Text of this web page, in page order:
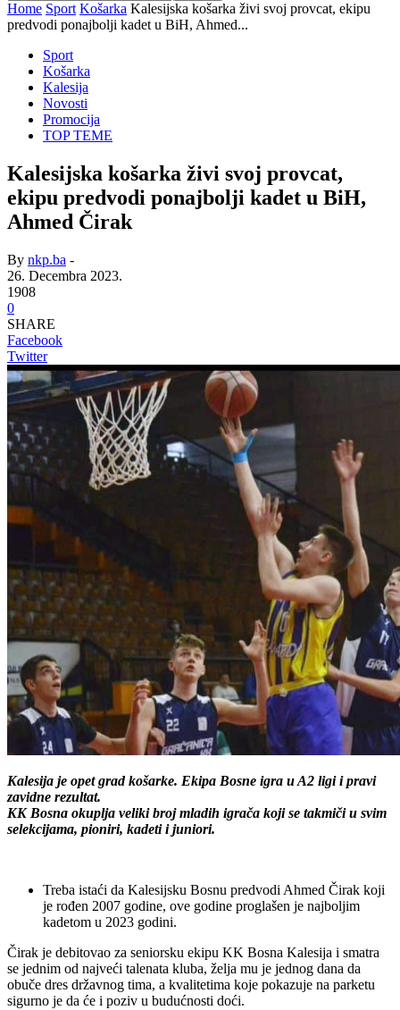
Home Sport Košarka Kalesijska košarka živi svoj provcat, ekipu
predvodi ponajbolji kadet u BiH, Ahmed...
Sport
Košarka
Kalesija
Novosti
Promocija
TOP TEME
Kalesijska košarka živi svoj provcat,
ekipu predvodi ponajbolji kadet u BiH,
Ahmed Čirak
By nkp.ba -
26. Decembra 2023.
1908
0
SHARE
Facebook
Twitter
Kalesija je opet grad košarke. Ekipa Bosne igra u A2 ligi i pravi
zavidne rezultat.
KK Bosna okuplja veliki broj mladih igrača koji se takmiči u svim
selekcijama, pioniri, kadeti i juniori.
Treba istaći da Kalesijsku Bosnu predvodi Ahmed Čirak koji
je rođen 2007 godine, ove godine proglašen je najboljim
kadetom u 2023 godini.
Čirak je debitovao za seniorsku ekipu KK Bosna Kalesija i smatra
se jednim od najveći talenata kluba, želja mu je jednog dana da
obuče dres državnog tima, a kvalitetima koje pokazuje na parketu
sigurno je da će i poziv u budućnosti doći.